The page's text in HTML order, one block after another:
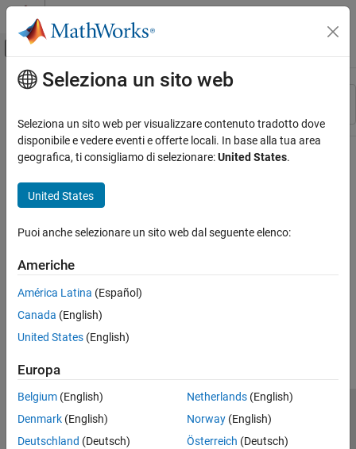
Vai al contenuto
Attiva/disattiva menu di navigazione
Risorsa
Stato
Contenuto principale
Seleziona un sito web
Seleziona un sito web per visualizzare contenuto tradotto dove
disponibile e vedere eventi e offerte locali. In base alla tua area
geografica, ti consigliamo di selezionare:United States.
United States
Puoi anche selezionare un sito web dal seguente elenco:
Americhe
América Latina (Español)
Canada (English)
United States (English)
Europa
Belgium (English)
Denmark (English)
Deutschland (Deutsch)
Netherlands(English)
Norway(English)
Österreich (Deutsch)
Centro di fiducia
Informativa sulla privacy
Antipirateria
Stato dell'applicazione
Contatti